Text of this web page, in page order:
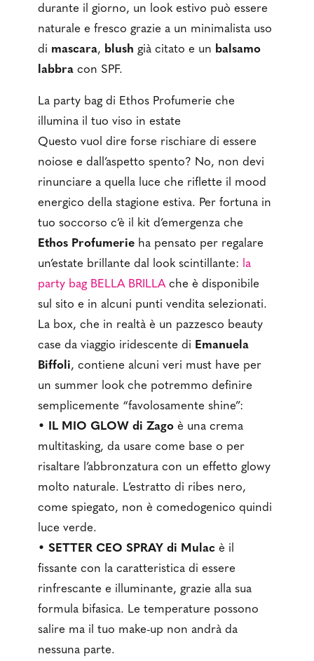
durante il giorno, un look estivo può essere
naturale e fresco grazie a un minimalista uso
di mascara, blush già citato e un balsamo
labbra con SPF.
La party bag di Ethos Profumerie che
illumina il tuo viso in estate
Questo vuol dire forse rischiare di essere
noiose e dall’aspetto spento? No, non devi
rinunciare a quella luce che riflette il mood
energico della stagione estiva. Per fortuna in
tuo soccorso c’è il kit d’emergenza che
Ethos Profumerie ha pensato per regalare
un’estate brillante dal look scintillante: la
party bag BELLA BRILLAche è disponibile
sul sito e in alcuni punti vendita selezionati.
La box, che in realtà è un pazzesco beauty
case da viaggio iridescente di Emanuela
Biffoli, contiene alcuni veri must have per
un summer look che potremmo definire
semplicemente “favolosamente shine”:
•
IL MIO GLOW di Zago è una crema
multitasking, da usare come base o per
risaltare l’abbronzatura con un effetto glowy
molto naturale. L’estratto di ribes nero,
come spiegato, non è comedogenico quindi
luce verde.
•SETTER CEO SPRAY di Mulac è il
fissante con la caratteristica di essere
rinfrescante e illuminante, grazie alla sua
formula bifasica. Le temperature possono
salire ma il tuo make-up non andrà da
nessuna parte.